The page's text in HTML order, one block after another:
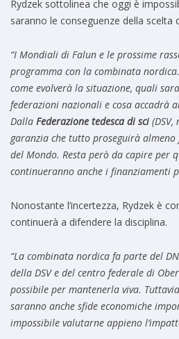
Rydzek sottolinea che oggi è
saranno le conseguenze della scelta
“I Mondiali di Falun e le prossime
programma con la combinata
come evolverà la situazione, quali
federazioni nazionali e cosa accadrà
Dalla Federazione tedesca di sci(DSV,
garanzia che tutto proseguirà
del Mondo. Resta però da capire per
continueranno anche i finanziamenti
Nonostante l’incertezza, Rydzek è
continuerà a difendere la disciplina.
“La combinata nordica fa parte del
della DSV e del centro federale di
possibile per mantenerla viva.
saranno anche sfide economiche
impossibile valutarne appieno